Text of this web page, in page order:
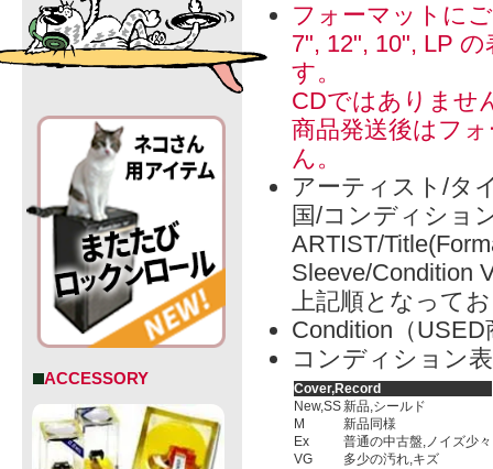
ACCESSORY
フォーマットに
7", 12", 10", LP
す。
CDではありませ
商品発送後はフ
ん。
アーティスト/タ
国/コンディショ
ARTIST/
Sleeve/Condition
上記順となって
Condition（
コンディション
Cover,Record
New,SS新品,シールド
M
新品同様
Ex
普通の中古盤,ノイズ少々
VG
多少の汚れ,キズ